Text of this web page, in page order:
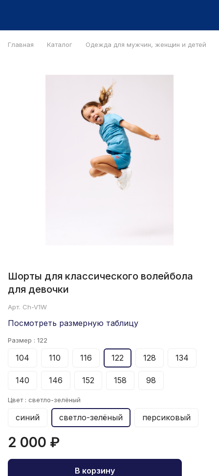
Главная Каталог Одежда для мужчин, женщин и детей
Шорты для классического волейбола
для девочки
Арт. Ch-V1W
Посмотреть размерную таблицу
Размер : 122
104 110 116 122 128 134
140 146 152 158 98
Цвет : светло-зелёный
синий светло-зелёный персиковый
2 000 ₽
В корзину